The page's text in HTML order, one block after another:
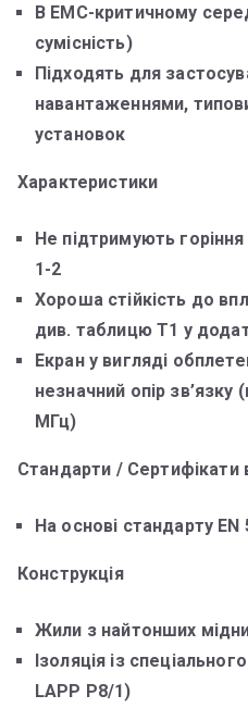
В ЕМС-критичному
сумісність)
Підходять для
навантаженнями,
установок
Характеристики
Не підтримують
1-2
Хороша стійкість до
див. таблицю Т1 у
Екран у вигляді
незначний опір
МГц)
Стандарти / Сертифікати
На основі стандарту EN
Конструкція
Жили з найтонших
Ізоляція із
LAPP P8/1)